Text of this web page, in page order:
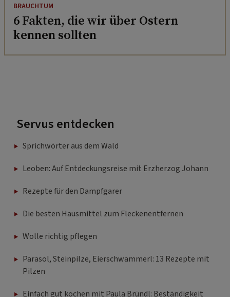
BRAUCHTUM
6 Fakten, die wir über Ostern
kennen sollten
Servus entdecken
Sprichwörter aus dem Wald
Leoben: Auf Entdeckungsreise mit Erzherzog Johann
Rezepte für den Dampfgarer
Die besten Hausmittel zum Fleckenentfernen
Wolle richtig pflegen
Parasol, Steinpilze, Eierschwammerl: 13 Rezepte mit
Pilzen
Einfach gut kochen mit Paula Bründl: Beständigkeit